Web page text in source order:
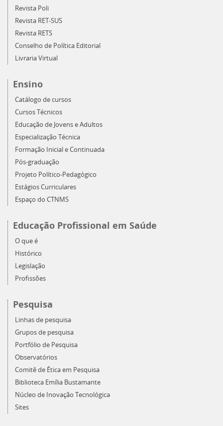
Revista Poli
Revista RET-SUS
Revista RETS
Conselho de Política Editorial
Livraria Virtual
Ensino
Catálogo de cursos
Cursos Técnicos
Educação de Jovens e Adultos
Especialização Técnica
Formação Inicial e Continuada
Pós-graduação
Projeto Político-Pedagógico
Estágios Curriculares
Espaço do CTNMS
Educação Profissional em Saúde
O que é
Histórico
Legislação
Profissões
Pesquisa
Linhas de pesquisa
Grupos de pesquisa
Portfólio de Pesquisa
Observatórios
Comitê de Ética em Pesquisa
Biblioteca Emília Bustamante
Núcleo de Inovação Tecnológica
Sites